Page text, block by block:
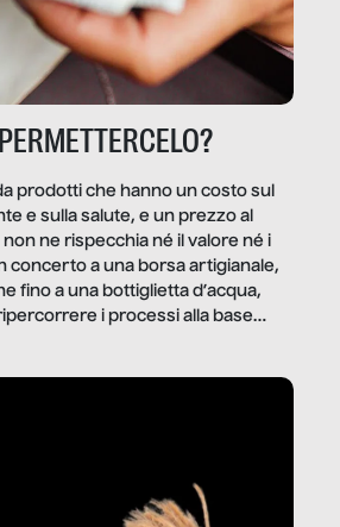
prodotti che hanno un costo sul
e sulla salute, e un prezzo al
ne rispecchia né il valore né i
concerto a una borsa artigianale,
fino a una bottiglietta d’acqua,
i processi alla base
servizi che fanno la nostra vita